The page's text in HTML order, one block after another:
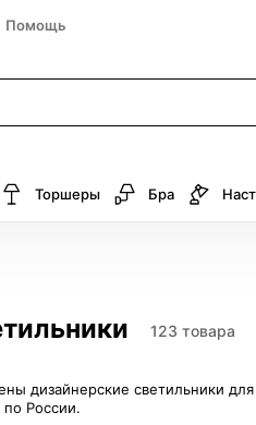
Помощь
Торшеры Бра
123 товара
дизайнерские светильники
по России.